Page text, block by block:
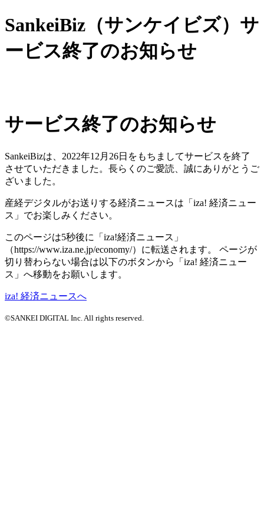
SankeiBiz（サンケイビズ）サ
ービス終了のお知らせ
サービス終了のお知らせ
SankeiBizは、2022年12月26日をもちましてサービスを終了
させていただきました。長らくのご愛読、誠にありがとうご
ざいました。
産経デジタルがお送りする経済ニュースは「iza! 経済ニュー
ス」でお楽しみください。
このページは5秒後に「iza!経済ニュース」
（https://www.iza.ne.jp/economy/）に転送されます。 ページが
切り替わらない場合は以下のボタンから「iza! 経済ニュー
ス」へ移動をお願いします。
iza! 経済ニュースへ
©SANKEI DIGITAL Inc. All rights reserved.